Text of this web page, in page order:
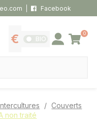
Facebook
Afficher les tarifs
BIO Se connecter
0
Panier
Couverts
non traité